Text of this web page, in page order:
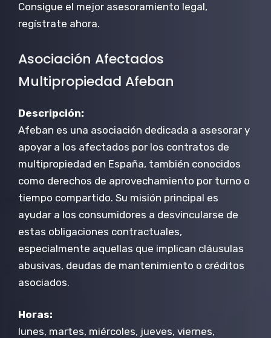
Consigue el mejor asesoramiento legal,
regístrate ahora.
Asociación Afectados
Multipropiedad Afeban
Descripción:
Afeban es una asociación dedicada a asesorar y
apoyar a los afectados por los contratos de
multipropiedad en España, también conocidos
como derechos de aprovechamiento por turno o
tiempo compartido. Su misión principal es
ayudar a los consumidores a desvincularse de
estas obligaciones contractuales,
especialmente aquellas que implican cláusulas
abusivas, deudas de mantenimiento o créditos
asociados.
Horas:
lunes, martes, miércoles, jueves, viernes,